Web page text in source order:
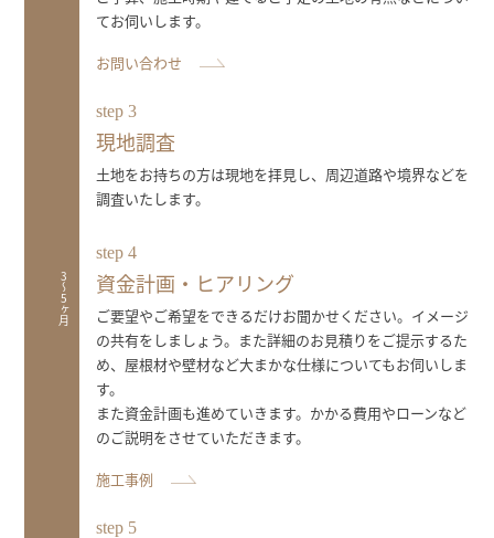
3〜5ヶ月
てお伺いします。
お問い合わせ
step 3
現地調査
土地をお持ちの方は現地を拝見し、周辺道路や境界などを
調査いたします。
step 4
資金計画・ヒアリング
ご要望やご希望をできるだけお聞かせください。イメージ
の共有をしましょう。また詳細のお見積りをご提示するた
め、屋根材や壁材など大まかな仕様についてもお伺いしま
す。
また資金計画も進めていきます。かかる費用やローンなど
のご説明をさせていただきます。
施工事例
step 5